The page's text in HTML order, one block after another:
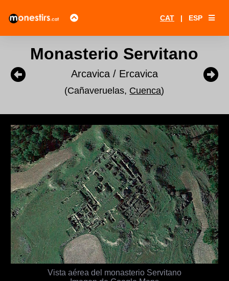
CAT | ESP
Monasterio Servitano
Arcavica / Ercavica
(Cañaveruelas, Cuenca)
Vista aérea del monasterio Servitano